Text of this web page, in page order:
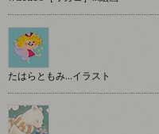
たはらともみ…イラスト